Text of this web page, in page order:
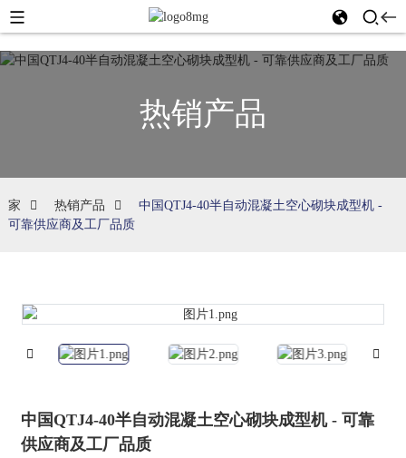
热销产品
家 热销产品
中国QTJ4-40半自动混凝土空心砌块成型机 -
可靠供应商及工厂品质
中国QTJ4-40半自动混凝土空心砌块成型机 - 可靠
供应商及工厂品质